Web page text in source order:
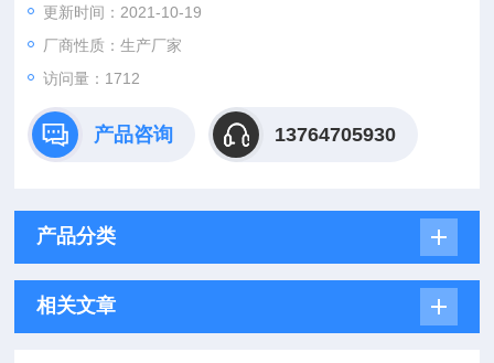
更新时间：2021-10-19
厂商性质：生产厂家
访问量：1712
产品咨询 13764705930
产品分类
相关文章